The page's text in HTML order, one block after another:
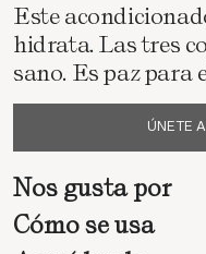
Este
hidrata. Las tres
sano. Es paz para
ÚNETE
Nos gusta por
Cómo se usa